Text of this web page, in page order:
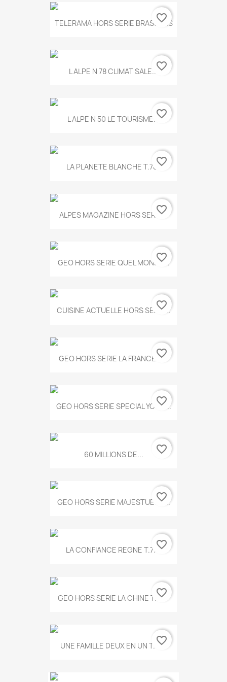
TELERAMA HORS SERIE BRASSENS
favorite_border
L ALPE N 78 CLIMAT SALE...favorite_border
L ALPE N 50 LE TOURISME...favorite_border
LA PLANETE BLANCHE T.785favorite_border
ALPES MAGAZINE HORS SERIE...
favorite_border
GEO HORS SERIE QUEL MONDE...
favorite_border
CUISINE ACTUELLE HORS SERIE...
favorite_border
GEO HORS SERIE LA FRANCE A...
favorite_border
GEO HORS SERIE SPECIAL YOGA...
favorite_border
60 MILLIONS DE... favorite_border
GEO HORS SERIE MAJESTUEUX...
favorite_border
LA CONFIANCE REGNE T.778favorite_border
GEO HORS SERIE LA CHINE T.497
favorite_border
UNE FAMILLE DEUX EN UN T.675
favorite_border